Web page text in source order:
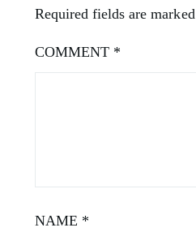
Required fields are marked
COMMENT *
NAME *